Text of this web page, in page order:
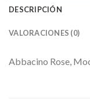
DESCRIPCIÓN
VALORACIONES (0)
Abbacino Rose,